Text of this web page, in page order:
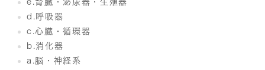
e.腎臓・泌尿器・生殖器
d.呼吸器
c.心臓・循環器
b.消化器
a.脳・神経系